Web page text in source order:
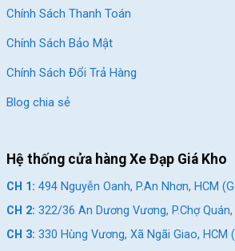
Chính Sách Thanh Toán
Chính Sách Bảo Mật
Chính Sách Đổi Trả Hàng
Blog chia sẻ
Hệ thống cửa hàng Xe Đạp Giá Kho
CH 1: 494 Nguyễn Oanh, P.An Nhơn, HCM
CH 2: 322/36 An Dương Vương, P.Chợ
CH 3: 330 Hùng Vương, Xã Ngãi Giao, HCM